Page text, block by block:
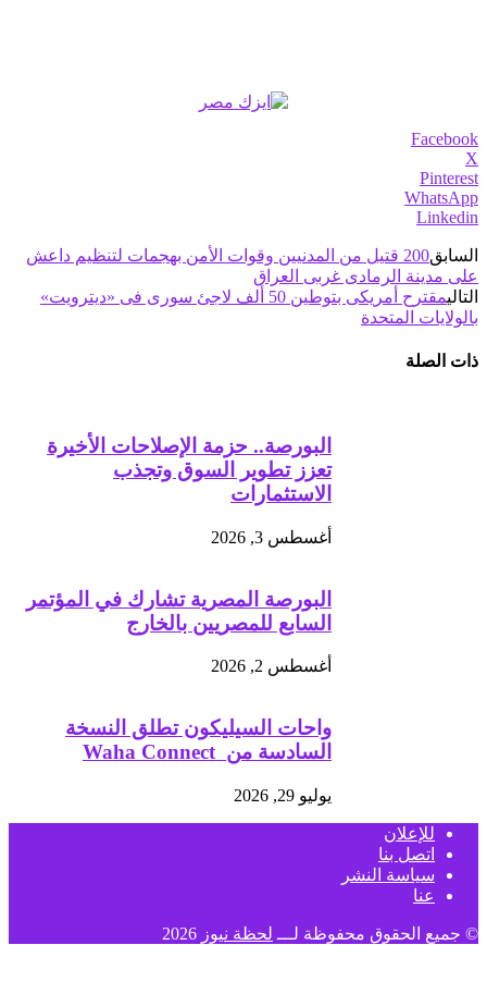
Facebook
X
Pinterest
WhatsApp
Linkedin
السابق
200 قتيل من المدنيين وقوات الأمن بهجمات لتنظيم داعش
على مدينة الرمادى غربى العراق
التالي
مقترح أمريكى بتوطين 50 ألف لاجئ سورى فى «ديترويت»
بالولايات المتحدة
ذات الصلة
البورصة.. حزمة الإصلاحات الأخيرة
تعزز تطوير السوق وتجذب
الاستثمارات
أغسطس 3, 2026
البورصة المصرية تشارك في المؤتمر
السابع للمصريين بالخارج
أغسطس 2, 2026
واحات السيليكون تطلق النسخة
السادسة من Waha Connect
يوليو 29, 2026
للإعلان
اتصل بنا
سياسة النشر
عنا
© جميع الحقوق محفوظة لـــ لحظة نيوز